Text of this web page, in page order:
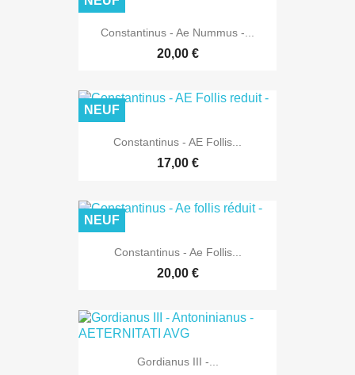
Constantinus - Ae Nummus -...
20,00 €
Constantinus - AE Follis...
17,00 €
NEUF
Constantinus - Ae Follis...
20,00 €
NEUF
Gordianus III -...